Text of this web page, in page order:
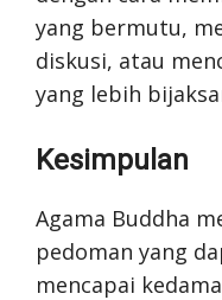
yang bermutu,
diskusi, atau
yang lebih
Kesimpulan
Agama Buddha
pedoman yang
mencapai